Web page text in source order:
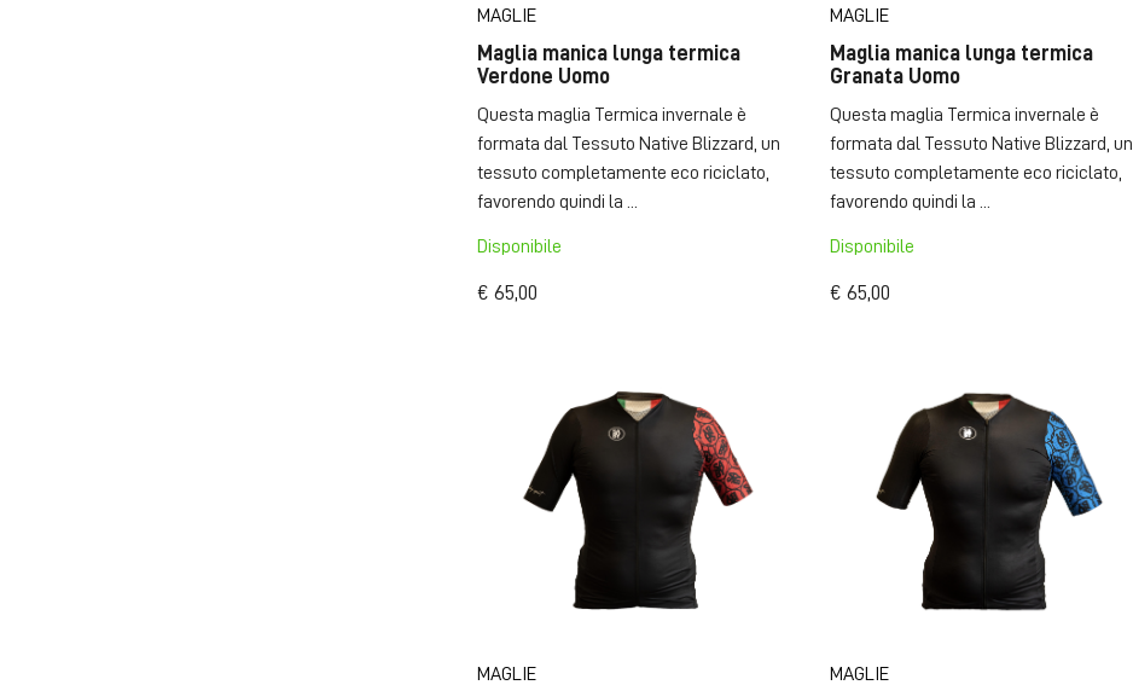
MAGLIE
Maglia manica lunga termica
Verdone Uomo
Questa maglia Termica invernale è
formata dal Tessuto Native Blizzard, un
tessuto completamente eco riciclato,
favorendo quindi la ...
Disponibile
€ 65,00
MAGLIE
Maglia manica lunga termica
Granata Uomo
Questa maglia Termica invernale è
formata dal Tessuto Native Blizzard, un
tessuto completamente eco riciclato,
favorendo quindi la ...
Disponibile
€ 65,00
MAGLIE MAGLIE